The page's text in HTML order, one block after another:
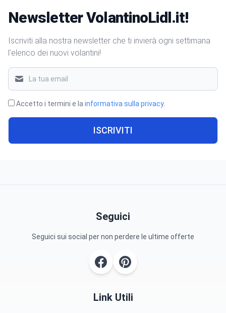
Newsletter VolantinoLidl.it!
Iscriviti alla nostra newsletter che ti invierà ogni settimana
l'elenco dei nuovi volantini!
Accetto i termini e lainformativa sulla privacy.
ISCRIVITI
Seguici
Seguici sui social per non perdere le ultime offerte
Link Utili